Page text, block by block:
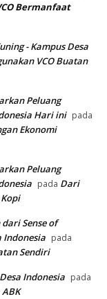
Bermanfaat
- Kampus Desa
VCO Buatan
Peluang
Hari ini pada
Ekonomi
Peluang
pada Dari
Sense of
Indonesia pada
Sendiri
Indonesia pada